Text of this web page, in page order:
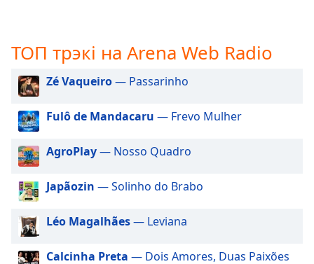
settings
subtitles
off
selected
Audio
Track
Picture-
in-
Picture
Fullscreen
This
ТОП трэкі на Arena Web Radio
Zé Vaqueiro— Passarinho
Fulô de Mandacaru — Frevo Mulher
AgroPlay— Nosso Quadro
Japãozin — Solinho do Brabo
Léo Magalhães— Leviana
Calcinha Preta — Dois Amores, Duas Paixões